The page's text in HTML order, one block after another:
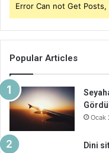
Error Can not Get
Popular Articles
Ocak
Dini